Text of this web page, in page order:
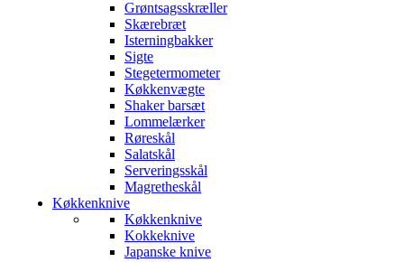
Grøntsagsskræller
Skærebræt
Isterningbakker
Sigte
Stegetermometer
Køkkenvægte
Shaker barsæt
Lommelærker
Røreskål
Salatskål
Serveringsskål
Magretheskål
Køkkenknive
Køkkenknive
Kokkeknive
Japanske knive